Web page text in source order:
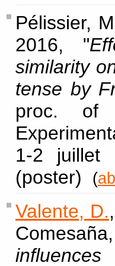
Pélissier,
2016, "
similarity
tense by
proc. of
1-2 juillet
(poster)
(
Valente, D.